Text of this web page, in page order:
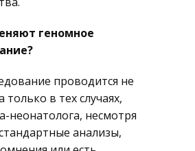
геномное
проводится не
только в тех случаях,
неонатолога, несмотря
анализы,